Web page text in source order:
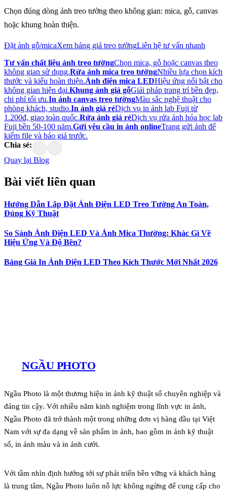
Chọn đúng dòng ảnh treo tường theo không gian: mica, gỗ, canvas
hoặc khung hoàn thiện.
Đặt ảnh gỗ/micaXem bảng giá treo tườngLiên hệ tư vấn nhanh
Tư vấn chất liệu ảnh treo tườngChọn mica, gỗ hoặc canvas theo
không gian sử dụng.Rửa ảnh mica treo tườngNhiều lựa chọn kích
thước và kiểu hoàn thiện.Ảnh điện mica LEDHiệu ứng nổi bật cho
không gian hiện đại.Khung ảnh giả gỗGiải pháp trang trí bền đẹp,
chi phí tối ưu.In ảnh canvas treo tườngMàu sắc nghệ thuật cho
phòng khách, studio.In ảnh giá rẻDịch vụ in ảnh lab Fuji từ
1.200đ, giao toàn quốc.Rửa ảnh giá rẻDịch vụ rửa ảnh hóa học lab
Fuji bền 50-100 năm.Gửi yêu cầu in ảnh onlineTrang gửi ảnh để
kiểm file và báo giá trước.
Chia sẻ:
Quay lại Blog
Bài viết liên quan
Hướng Dẫn Lắp Đặt Ảnh Điện LED Treo Tường An Toàn,
Đúng Kỹ Thuật
So Sánh Ảnh Điện LED Và Ảnh Mica Thường: Khác Gì Về
Hiệu Ứng Và Độ Bền?
Bảng Giá In Ảnh Điện LED Theo Kích Thước Mới Nhất 2026
NGẦU PHOTO
Ngầu Photo là một thương hiệu in ảnh kỹ thuật số chuyên nghiệp và
đáng tin cậy. Với nhiều năm kinh nghiệm trong lĩnh vực in ảnh,
Ngầu Photo đã trở thành một trong những đơn vị hàng đầu tại Việt
Nam với sự đa dạng về sản phẩm in ảnh, bao gồm in ảnh kỹ thuật
số, in ảnh màu và in ảnh cưới.
Với tầm nhìn định hướng tới sự phát triển bền vững và khách hàng
là trung tâm, Ngầu Photo luôn nỗ lực không ngừng để cung cấp cho